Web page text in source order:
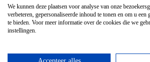
We kunnen deze plaatsen voor analyse van onze
verbeteren, gepersonaliseerde inhoud te tonen en om u
te bieden. Voor meer informatie over de cookies die we
instellingen.